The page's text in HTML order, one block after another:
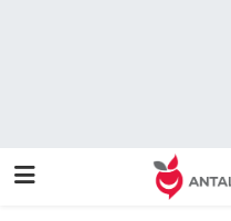
Namaz Vakitleri